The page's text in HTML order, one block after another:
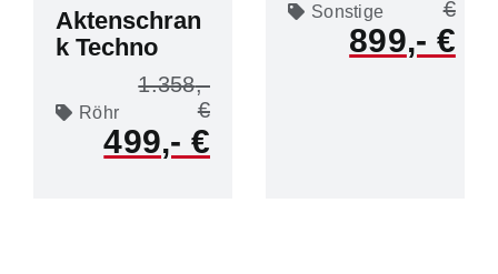
Aktenschran
k Techno
Röhr
1.358
499
Sonstige
899